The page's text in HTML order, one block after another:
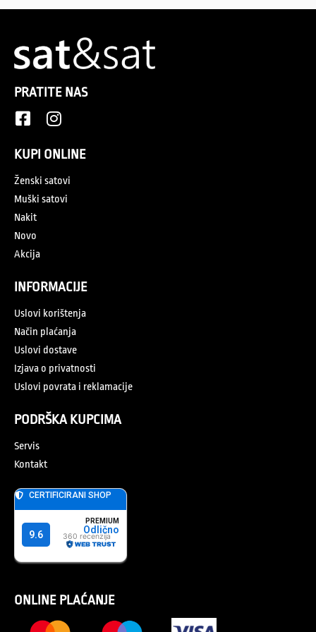
PRATITE NAS
KUPI ONLINE
Ženski satovi
Muški satovi
Nakit
Novo
Akcija
INFORMACIJE
Uslovi korištenja
Način plaćanja
Uslovi dostave
Izjava o privatnosti
Uslovi povrata i reklamacije
PODRŠKA KUPCIMA
Servis
Kontakt
ONLINE PLAĆANJE